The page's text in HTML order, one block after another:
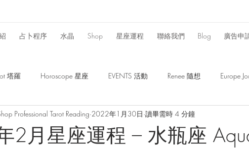
占卜程序 水晶 Shop 星座運程 聯絡我們 Blog 廣告申
塔羅 Horoscope 星座 EVENTS 活動 Renee 隨想 Europe
運程
2月星座運程 – 水瓶座
Professional Tarot Reading 2022年1月30日 讀畢需時 4 分鐘